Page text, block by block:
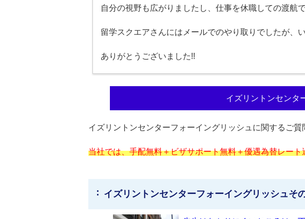
自分の視野も広がりましたし、仕事を休職しての渡航
留学スクエアさんにはメールでのやり取りでしたが、
ありがとうございました!!
イズリントンセンタ
イズリントンセンターフォーイングリッシュに関するご
当社では、手配無料＋ビザサポート無料＋優遇為替レー
イズリントンセンターフォーイングリッシュそ